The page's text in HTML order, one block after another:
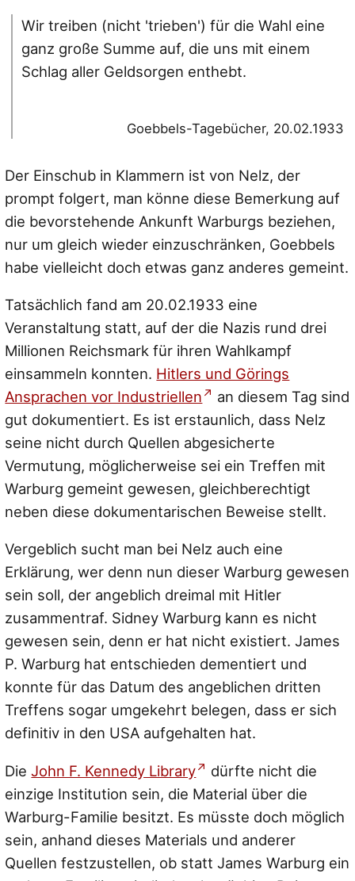
Wir treiben (nicht 'trieben') für die Wahl eine
ganz große Summe auf, die uns mit einem
Schlag aller Geldsorgen enthebt.
Goebbels-Tagebücher, 20.02.1933
Der Einschub in Klammern ist von Nelz, der
prompt folgert, man könne diese Bemerkung auf
die bevorstehende Ankunft Warburgs beziehen,
nur um gleich wieder einzuschränken, Goebbels
habe vielleicht doch etwas ganz anderes gemeint.
Tatsächlich fand am 20.02.1933 eine
Veranstaltung statt, auf der die Nazis rund drei
Millionen Reichsmark für ihren Wahlkampf
einsammeln konnten. Hitlers und Görings
Ansprachen vor Industriellen
an diesem Tag sind
gut dokumentiert. Es ist erstaunlich, dass Nelz
seine nicht durch Quellen abgesicherte
Vermutung, möglicherweise sei ein Treffen mit
Warburg gemeint gewesen, gleichberechtigt
neben diese dokumentarischen Beweise stellt.
Vergeblich sucht man bei Nelz auch eine
Erklärung, wer denn nun dieser Warburg gewesen
sein soll, der angeblich dreimal mit Hitler
zusammentraf. Sidney Warburg kann es nicht
gewesen sein, denn er hat nicht existiert. James
P. Warburg hat entschieden dementiert und
konnte für das Datum des angeblichen dritten
Treffens sogar umgekehrt belegen, dass er sich
definitiv in den USA aufgehalten hat.
DieJohn F. Kennedy Library
dürfte nicht die
einzige Institution sein, die Material über die
Warburg-Familie besitzt. Es müsste doch möglich
sein, anhand dieses Materials und anderer
Quellen festzustellen, ob statt James Warburg ein